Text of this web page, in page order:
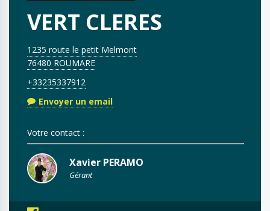
VERT CLERES
1235 route le petit Melmont
76480 ROUMARE
+33235337912
Envoyer un email
Votre contact :
Xavier PERAMO
Gérant